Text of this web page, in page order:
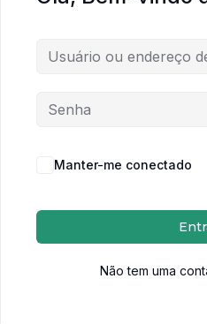
Manter-me conectado
Não tem uma